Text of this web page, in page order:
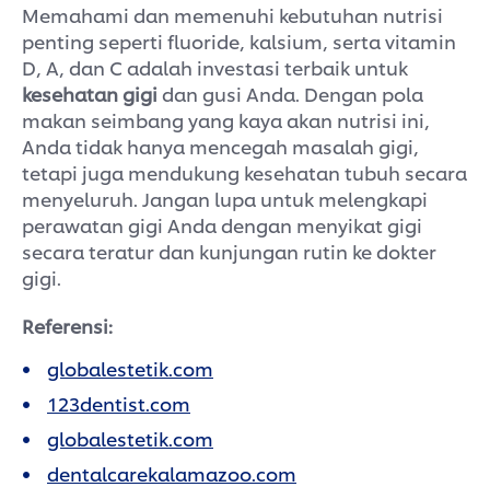
Memahami dan memenuhi kebutuhan nutrisi
penting seperti fluoride, kalsium, serta vitamin
D, A, dan C adalah investasi terbaik untuk
kesehatan gigi dan gusi Anda. Dengan pola
makan seimbang yang kaya akan nutrisi ini,
Anda tidak hanya mencegah masalah gigi,
tetapi juga mendukung kesehatan tubuh secara
menyeluruh. Jangan lupa untuk melengkapi
perawatan gigi Anda dengan menyikat gigi
secara teratur dan kunjungan rutin ke dokter
gigi.
Referensi:
globalestetik.com
123dentist.com
globalestetik.com
dentalcarekalamazoo.com